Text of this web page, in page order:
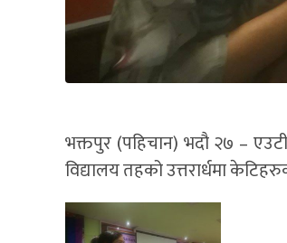
भक्तपुर (पहिचान) भदौ २७ –
विद्यालय तहको उत्तरार्धमा